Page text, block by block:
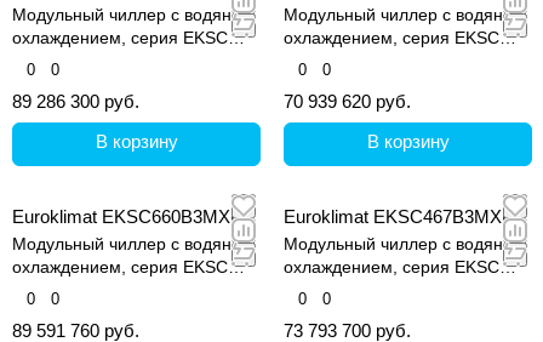
Модульный чиллер с водяным
охлаждением, серия EKSC
MARS Super II
0 0
89 286 300 руб.
В корзину
Модульный чиллер с водяным
охлаждением, серия EKSC
MARS Super II
0 0
70 939 620 руб.
В корзину
Euroklimat EKSC660B3MXE
Модульный чиллер с водяным
охлаждением, серия EKSC
MARS Super II
0 0
89 591 760 руб.
Euroklimat EKSC467B3MXE
Модульный чиллер с водяным
охлаждением, серия EKSC
MARS Super II
0 0
73 793 700 руб.